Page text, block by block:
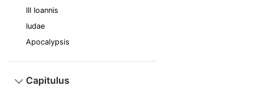
III Ioannis
Iudae
Apocalypsis
Capitulus